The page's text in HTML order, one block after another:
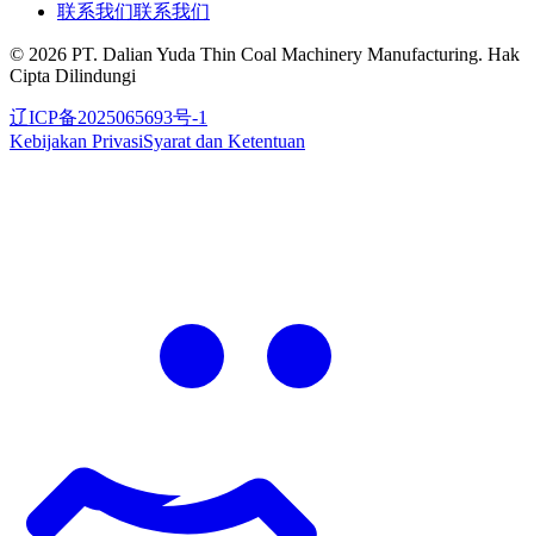
联系我们联系我们
© 2026 PT. Dalian Yuda Thin Coal Machinery Manufacturing. Hak
Cipta Dilindungi
辽ICP备2025065693号-1
Kebijakan PrivasiSyarat dan Ketentuan